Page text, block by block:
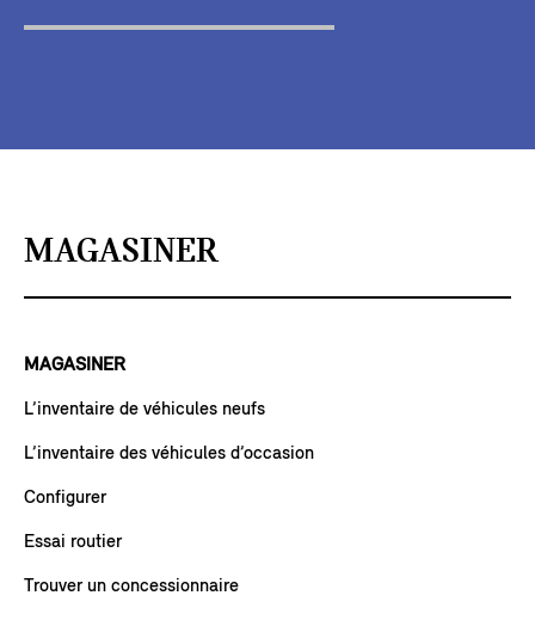
MAGASINER
MAGASINER
L’inventaire de véhicules neufs
L’inventaire des véhicules d’occasion
Configurer
Essai routier
Trouver un concessionnaire